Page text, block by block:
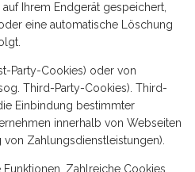
Ihrem Endgerät gespeichert,
eine automatische Löschung
Party-Cookies) oder von
Third-Party-Cookies). Third-
Einbindung bestimmter
innerhalb von Webseiten
Zahlungsdienstleistungen).
Zahlreiche Cookies